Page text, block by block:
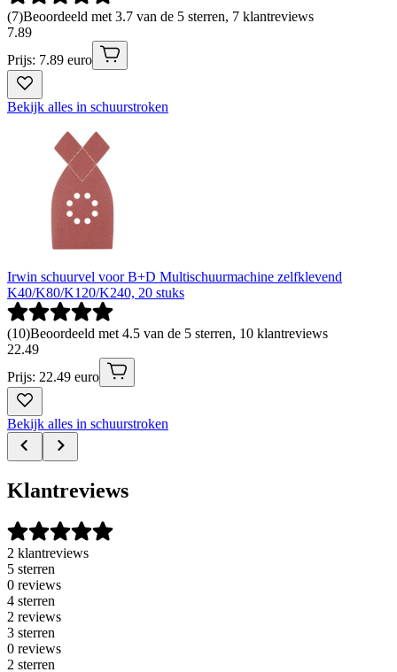
(7)Beoordeeld met 3.7 van de 5 sterren, 7 klantreviews
7.89
Prijs: 7.89 euro
Bekijk alles in schuurstroken
Irwin schuurvel voor B+D Multischuurmachine zelfklevend
K40/K80/K120/K240, 20 stuks
(10)Beoordeeld met 4.5 van de 5 sterren, 10 klantreviews
22.49
Prijs: 22.49 euro
Bekijk alles in schuurstroken
Klantreviews
2 klantreviews
5 sterren
0 reviews
4 sterren
2 reviews
3 sterren
0 reviews
2 sterren